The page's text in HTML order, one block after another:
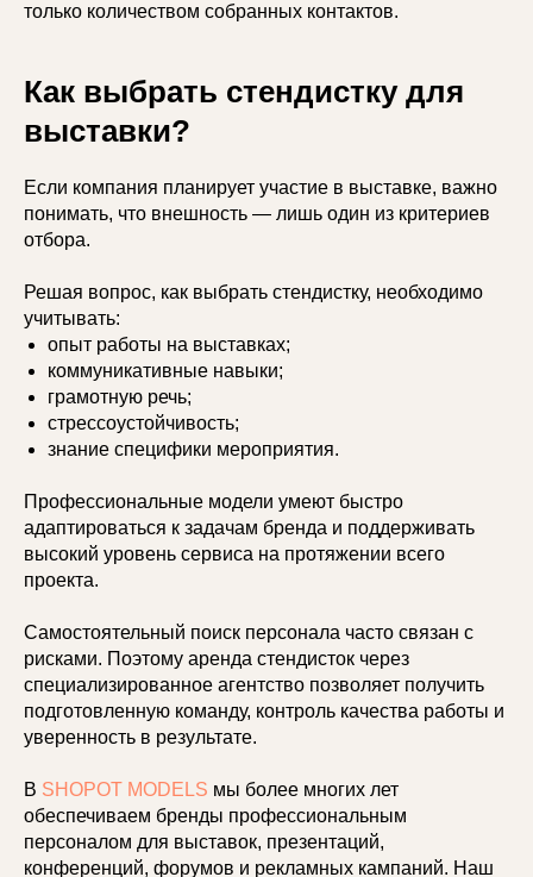
только количеством собранных контактов.
Как выбрать стендистку для
выставки?
Если компания планирует участие в выставке, важно
понимать, что внешность — лишь один из критериев
отбора.
Решая вопрос, как выбрать стендистку, необходимо
учитывать:
опыт работы на выставках;
коммуникативные навыки;
грамотную речь;
стрессоустойчивость;
знание специфики мероприятия.
Профессиональные модели умеют быстро
адаптироваться к задачам бренда и поддерживать
высокий уровень сервиса на протяжении всего
проекта.
Самостоятельный поиск персонала часто связан с
рисками. Поэтому аренда стендисток через
специализированное агентство позволяет получить
подготовленную команду, контроль качества работы и
уверенность в результате.
В SHOPOT MODELS мы более многих лет
обеспечиваем бренды профессиональным
персоналом для выставок, презентаций,
конференций, форумов и рекламных кампаний. Наш